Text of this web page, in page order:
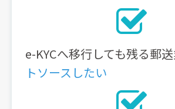
e-KYCへ移行しても残る郵
トソースしたい